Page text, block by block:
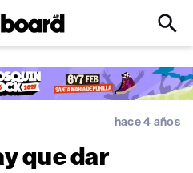
Click
Input
hace 4 años
que dar